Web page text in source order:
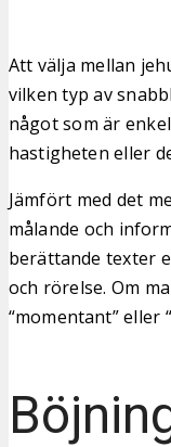
Att välja mellan
vilken typ av
något som är
hastigheten eller
Jämfört med det
målande och
berättande texter
och rörelse. Om
“momentant” eller